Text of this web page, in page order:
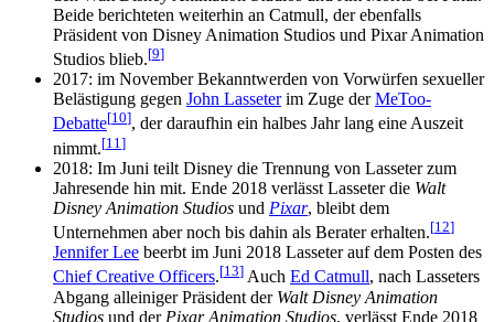
Beide berichteten weiterhin an Catmull, der ebenfalls
Präsident von Disney Animation Studios und Pixar Animation
Studios blieb.[9]
2017: im November Bekanntwerden von Vorwürfen sexueller
Belästigung gegen John Lasseterim Zuge derMeToo-
Debatte[10], der daraufhin ein halbes Jahr lang eine Auszeit
nimmt.[11 ]
2018: Im Juni teilt Disney die Trennung von Lasseter zum
Jahresende hin mit. Ende 2018 verlässt Lasseter die Walt
Disney Animation Studios und Pixar, bleibt dem
Unternehmen aber noch bis dahin als Berater erhalten.[12]
Jennifer Lee beerbt im Juni 2018 Lasseter auf dem Posten des
Chief Creative Officers.[13] Auch Ed Catmull, nach Lasseters
Abgang alleiniger Präsident der Walt Disney Animation
Studios und der Pixar Animation Studios, verlässt Ende 2018